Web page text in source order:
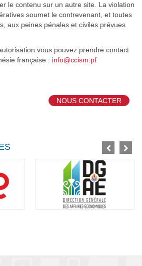
le contenu sur un autre site. La violation
soumet le contrevenant, et toutes
aux peines pénales et civiles prévues
vous pouvez prendre contact
française : info@ccism.pf
NOUS CONTACTER